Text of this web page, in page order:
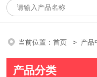
当前位置：首页 > 产品
产品分类